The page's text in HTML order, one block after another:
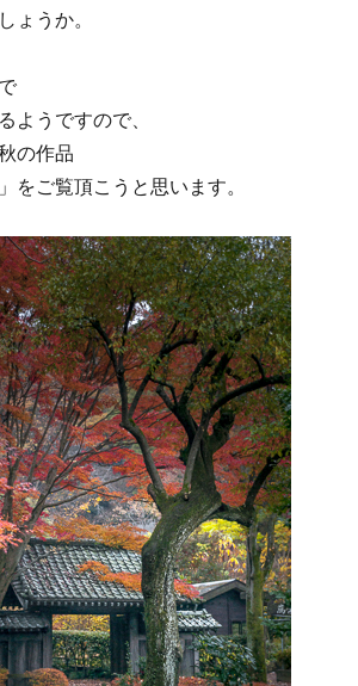
ょうか。
ようですので、
の作品
をご覧頂こうと思います。